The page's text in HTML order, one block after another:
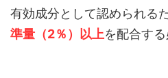
有効成分として認められる
準量（2％）以上を配合する